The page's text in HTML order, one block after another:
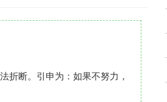
折断。引申为：如果不努力，